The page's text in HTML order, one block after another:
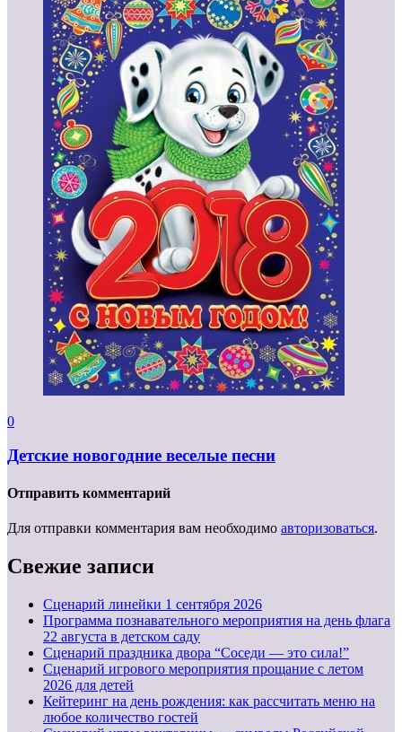
0
Детские новогодние веселые песни
Отправить комментарий
Для отправки комментария вам необходимо авторизоваться.
Свежие записи
Cценарий линейки 1 сентября 2026
Программа познавательного мероприятия на день флага
22 августа в детском саду
Сценарий праздника двора “Соседи — это сила!”
Сценарий игрового мероприятия прощание с летом
2026 для детей
Кейтеринг на день рождения: как рассчитать меню на
любое количество гостей